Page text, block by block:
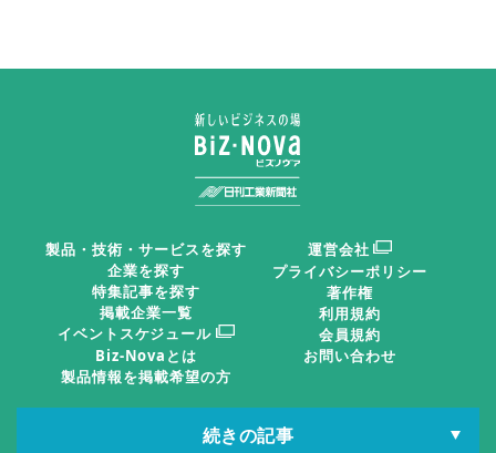
続きの記事
都市ガス／世界最大級メタネーション試
験設備 ＩＮＰＥＸ・大ガス 実証
２０２６年２月にＩＮＰＥ
Ｘと大阪ガスは、新潟県長岡
市で世界最大級のメタネーシ
ョン試験設備の実証運転を開
始した。天然ガスの生産に伴
う随伴ＣＯ２を分離・回収
製品・技術・サービスを探す
企業を探す
特集記事を探す
掲載企業一覧
イベントスケジュール
Biz-Novaとは
製品情報を掲載希望の方
運営会社
プライバシーポリシー
著作権
利用規約
会員規約
お問い合わせ
日刊工IDポータル